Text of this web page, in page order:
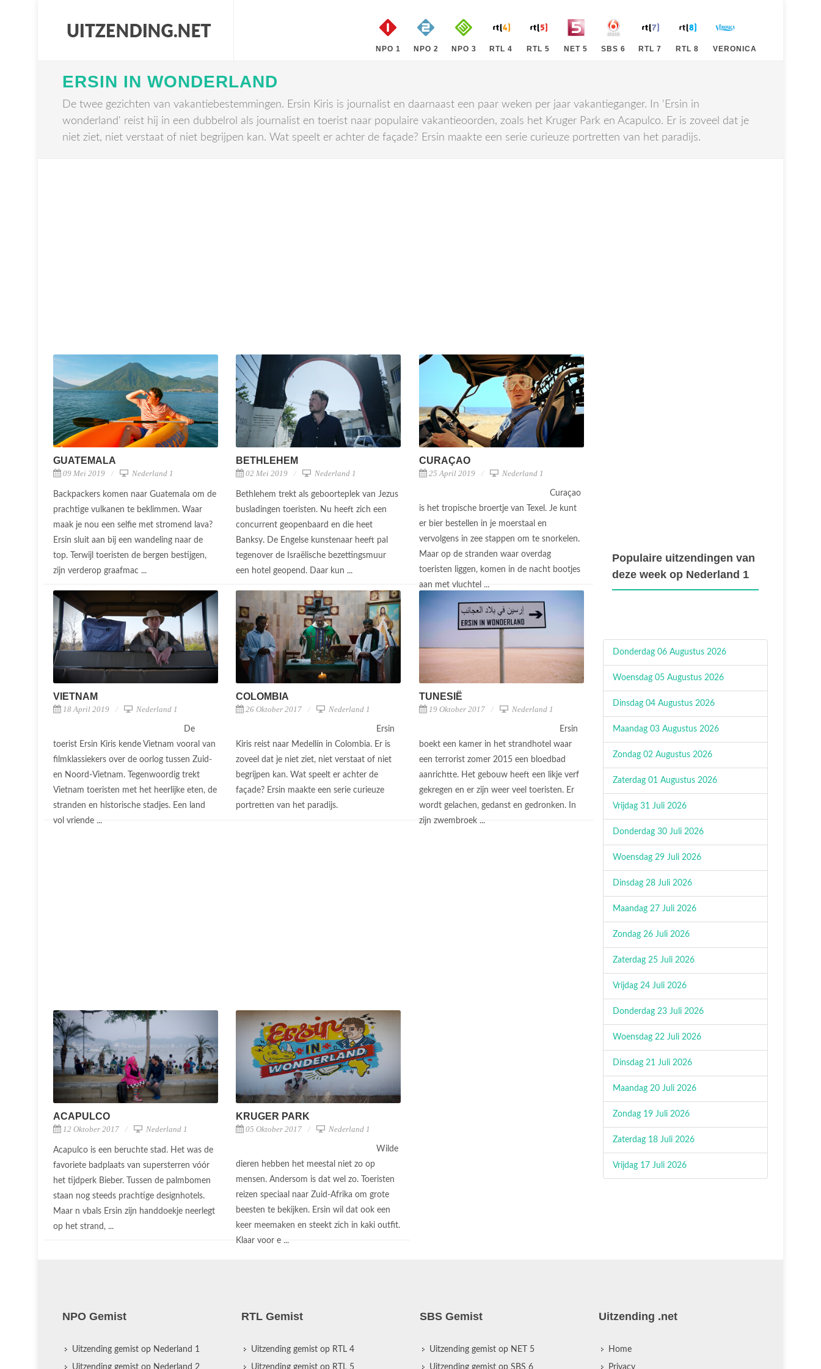
NPO 1 NPO 2 NPO 3 RTL 4 RTL 5 NET 5 SBS 6 RTL 7 RTL 8 VERONICA
ERSIN IN WONDERLAND
De twee gezichten van vakantiebestemmingen. Ersin Kiris is journalist en daarnaast een paar weken per jaar vakantieganger. In 'Ersin in
wonderland' reist hij in een dubbelrol als journalist en toerist naar populaire vakantieoorden, zoals het Kruger Park en Acapulco. Er is zoveel dat je
niet ziet, niet verstaat of niet begrijpen kan. Wat speelt er achter de façade? Ersin maakte een serie curieuze portretten van het paradijs.
GUATEMALA
09 Mei 2019 Nederland 1
Backpackers komen naar Guatemala om de
prachtige vulkanen te beklimmen. Waar
maak je nou een selfie met stromend lava?
Ersin sluit aan bij een wandeling naar de
top. Terwijl toeristen de bergen bestijgen,
zijn verderop graafmac ...
BETHLEHEM
02 Mei 2019 Nederland 1
Bethlehem trekt als geboorteplek van Jezus
busladingen toeristen. Nu heeft zich een
concurrent geopenbaard en die heet
Banksy. De Engelse kunstenaar heeft pal
tegenover de Israëlische bezettingsmuur
een hotel geopend. Daar kun ...
CURAÇAO
25 April 2019 Nederland 1
Curaçao
is het tropische broertje van Texel. Je kunt
er bier bestellen in je moerstaal en
vervolgens in zee stappen om te snorkelen.
Maar op de stranden waar overdag
toeristen liggen, komen in de nacht bootjes
aan met vluchtel ...
VIETNAM
18 April 2019 Nederland 1
De
toerist Ersin Kiris kende Vietnam vooral van
filmklassiekers over de oorlog tussen Zuid-
en Noord-Vietnam. Tegenwoordig trekt
Vietnam toeristen met het heerlijke eten, de
stranden en historische stadjes. Een land
vol vriende ...
COLOMBIA
26 Oktober 2017 Nederland 1
Ersin
Kiris reist naar Medellín in Colombia. Er is
zoveel dat je niet ziet, niet verstaat of niet
begrijpen kan. Wat speelt er achter de
façade? Ersin maakte een serie curieuze
portretten van het paradijs.
TUNESIË
19 Oktober 2017 Nederland 1
Ersin
boekt een kamer in het strandhotel waar
een terrorist zomer 2015 een bloedbad
aanrichtte. Het gebouw heeft een likje verf
gekregen en er zijn weer veel toeristen. Er
wordt gelachen, gedanst en gedronken. In
zijn zwembroek ...
ACAPULCO
12 Oktober 2017 Nederland 1
Acapulco is een beruchte stad. Het was de
favoriete badplaats van supersterren vóór
het tijdperk Bieber. Tussen de palmbomen
staan nog steeds prachtige designhotels.
Maar n vbals Ersin zijn handdoekje neerlegt
op het strand, ...
KRUGER PARK
05 Oktober 2017 Nederland 1
Wilde
dieren hebben het meestal niet zo op
mensen. Andersom is dat wel zo. Toeristen
reizen speciaal naar Zuid-Afrika om grote
beesten te bekijken. Ersin wil dat ook een
keer meemaken en steekt zich in kaki outfit.
Klaar voor e ...
Populaire uitzendingen van
deze week op Nederland 1
Donderdag 06 Augustus 2026
Woensdag 05 Augustus 2026
Dinsdag 04 Augustus 2026
Maandag 03 Augustus 2026
Zondag 02 Augustus 2026
Zaterdag 01 Augustus 2026
Vrijdag 31 Juli 2026
Donderdag 30 Juli 2026
Woensdag 29 Juli 2026
Dinsdag 28 Juli 2026
Maandag 27 Juli 2026
Zondag 26 Juli 2026
Zaterdag 25 Juli 2026
Vrijdag 24 Juli 2026
Donderdag 23 Juli 2026
Woensdag 22 Juli 2026
Dinsdag 21 Juli 2026
Maandag 20 Juli 2026
Zondag 19 Juli 2026
Zaterdag 18 Juli 2026
Vrijdag 17 Juli 2026
NPO Gemist
Uitzending gemist op Nederland 1
Uitzending gemist op Nederland 2
RTL Gemist
Uitzending gemist op RTL 4
Uitzending gemist op RTL 5
SBS Gemist
Uitzending gemist op NET 5
Uitzending gemist op SBS 6
Uitzending .net
Home
Privacy